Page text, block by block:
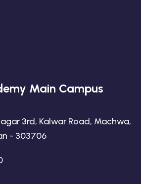
Main Campus
3rd, Kalwar Road, Machwa,
- 303706